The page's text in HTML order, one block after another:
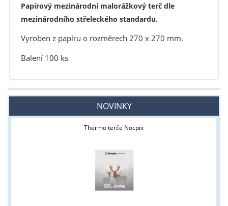
Papírový mezinárodní malorážkový terčdle
mezinárodního střeleckého standardu.
Vyroben z papíru o rozměrech 270 x 270 mm.
Balení 100 ks
NOVINKY
Thermo terče Nocpix